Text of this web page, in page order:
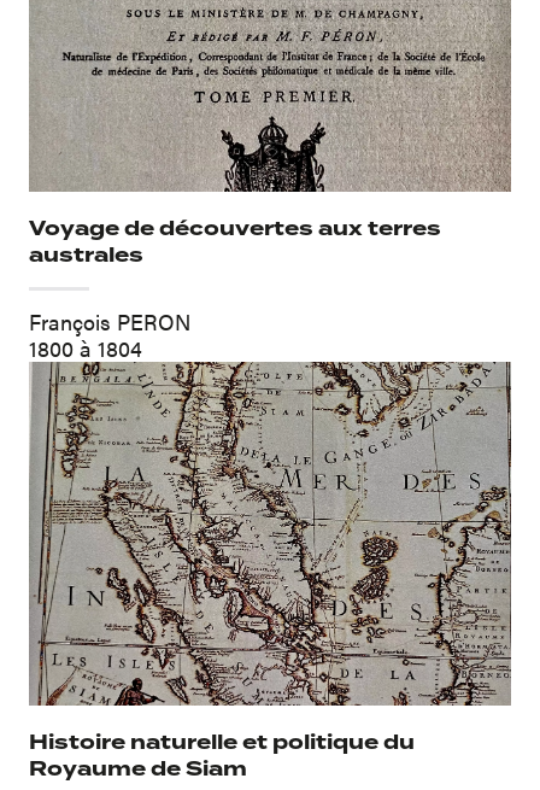
Voyage de découvertes aux terres
australes
François PERON
1800 à 1804
Histoire naturelle et politique du
Royaume de Siam